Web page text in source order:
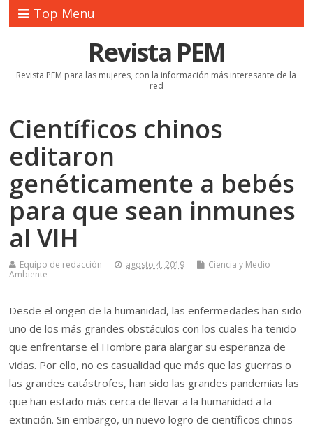
Top Menu
Revista PEM
Revista PEM para las mujeres, con la información más interesante de la
red
Científicos chinos
editaron
genéticamente a bebés
para que sean inmunes
al VIH
Equipo de redacción agosto 4, 2019
Ciencia y Medio
Ambiente
Desde el origen de la humanidad, las enfermedades han sido
uno de los más grandes obstáculos con los cuales ha tenido
que enfrentarse el Hombre para alargar su esperanza de
vidas. Por ello, no es casualidad que más que las guerras o
las grandes catástrofes, han sido las grandes pandemias las
que han estado más cerca de llevar a la humanidad a la
extinción. Sin embargo, un nuevo logro de científicos chinos